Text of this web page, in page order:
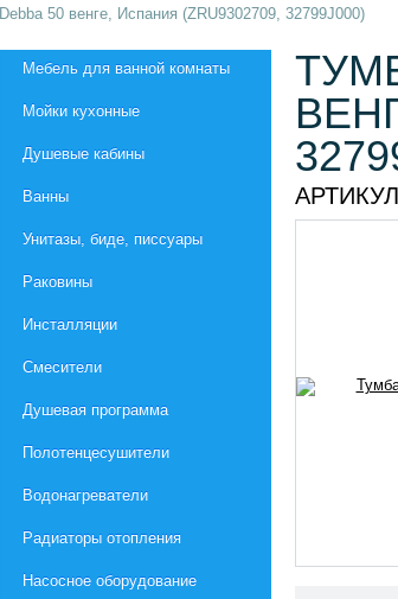
Debba 50 венге, Испания (ZRU9302709, 32799J000)
Мебель для ванной комнаты
Мойки кухонные
Душевые кабины
Ванны
Унитазы, биде, писсуары
Раковины
Инсталляции
Смесители
Душевая программа
Полотенцесушители
Водонагреватели
Радиаторы отопления
Насосное оборудование